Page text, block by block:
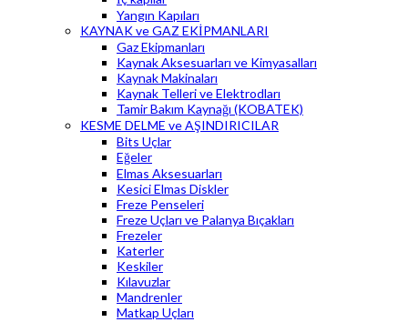
Yangın Kapıları
KAYNAK ve GAZ EKİPMANLARI
Gaz Ekipmanları
Kaynak Aksesuarları ve Kimyasalları
Kaynak Makinaları
Kaynak Telleri ve Elektrodları
Tamir Bakım Kaynağı (KOBATEK)
KESME DELME ve AŞINDIRICILAR
Bits Uçlar
Eğeler
Elmas Aksesuarları
Kesici Elmas Diskler
Freze Penseleri
Freze Uçları ve Palanya Bıçakları
Frezeler
Katerler
Keskiler
Kılavuzlar
Mandrenler
Matkap Uçları